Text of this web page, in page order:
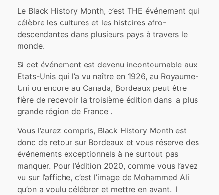
Le Black History Month, c’est THE événement qui
célèbre les cultures et les histoires afro-
descendantes dans plusieurs pays à travers le
monde.
Si cet événement est devenu incontournable aux
Etats-Unis qui l’a vu naître en 1926, au Royaume-
Uni ou encore au Canada, Bordeaux peut être
fière de recevoir la troisième édition dans la plus
grande région de France .
Vous l’aurez compris, Black History Month est
donc de retour sur Bordeaux et vous réserve des
événements exceptionnels à ne surtout pas
manquer. Pour l’édition 2020, comme vous l’avez
vu sur l’affiche, c’est l’image de Mohammed Ali
qu’on a voulu célébrer et mettre en avant. Il